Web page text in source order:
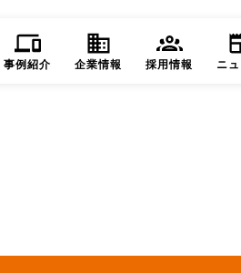
事例紹介 企業情報 採用情報 ニ